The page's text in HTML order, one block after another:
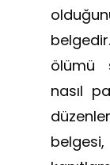
ölümü
nasıl